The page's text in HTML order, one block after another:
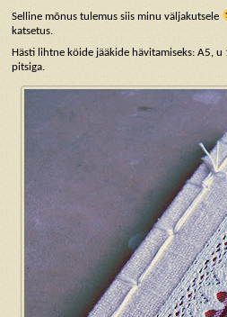
Selline mõnus tulemus siis minu väljakutsele
katsetus.
Hästi lihtne köide jääkide hävitamiseks: A5,
pitsiga.